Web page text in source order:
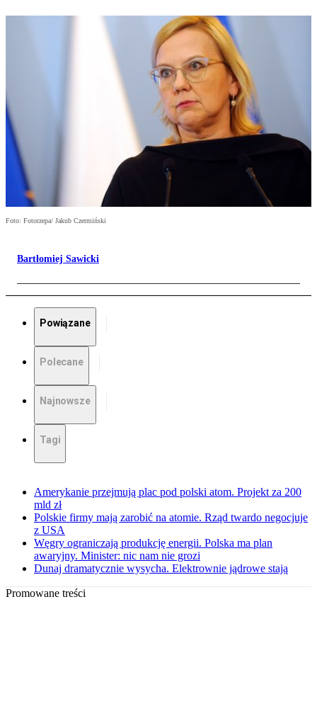
Foto: Fotorzepa/ Jakub Czermiński
Bartłomiej Sawicki
Powiązane
Polecane
Najnowsze
Tagi
Amerykanie przejmują plac pod polski atom. Projekt za 200
mld zł
Polskie firmy mają zarobić na atomie. Rząd twardo negocjuje
z USA
Węgry ograniczają produkcję energii. Polska ma plan
awaryjny. Minister: nic nam nie grozi
Dunaj dramatycznie wysycha. Elektrownie jądrowe stają
Promowane treści